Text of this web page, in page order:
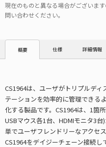
現在のものと異なる場合がございま
問い合わせください。
概要 仕様 詳細情報
CS1964は、ユーザがトリプルデ
テーションを効率的に管理できる
化する製品です。CS1964は、1箇
USBマウス各1台、HDMIモニタ3
単でユーザフレンドリーなアクセ
CS1964をデイジーチェーン接続